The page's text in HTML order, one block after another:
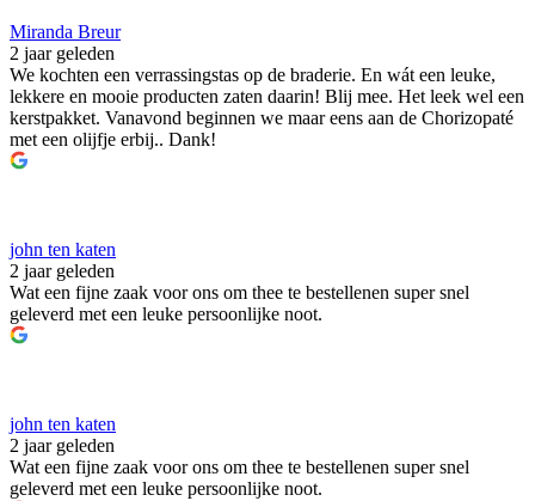
Miranda Breur
2 jaar geleden
We kochten een verrassingstas op de braderie. En wát een leuke,
lekkere en mooie producten zaten daarin! Blij mee. Het leek wel een
kerstpakket. Vanavond beginnen we maar eens aan de Chorizopaté
met een olijfje erbij.. Dank!
john ten katen
2 jaar geleden
Wat een fijne zaak voor ons om thee te bestellenen super snel
geleverd met een leuke persoonlijke noot.
john ten katen
2 jaar geleden
Wat een fijne zaak voor ons om thee te bestellenen super snel
geleverd met een leuke persoonlijke noot.